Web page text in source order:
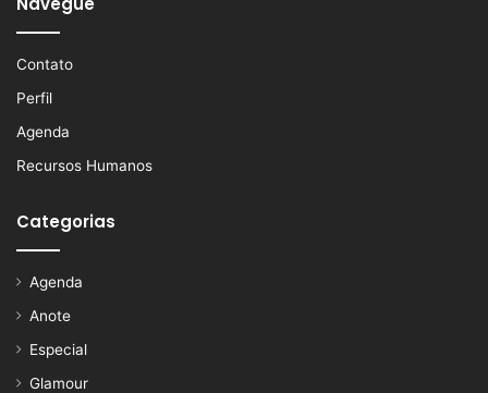
Contato
Perfil
Agenda
Recursos Humanos
Categorias
Agenda
Anote
Especial
Glamour